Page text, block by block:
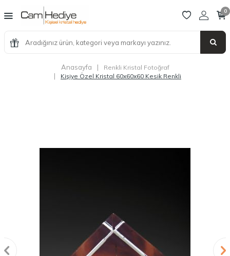
0
Anasayfa | Renkli Kristal Fotoğraf
| Kişiye Özel Kristal 60x60x60 Kesik Renkli